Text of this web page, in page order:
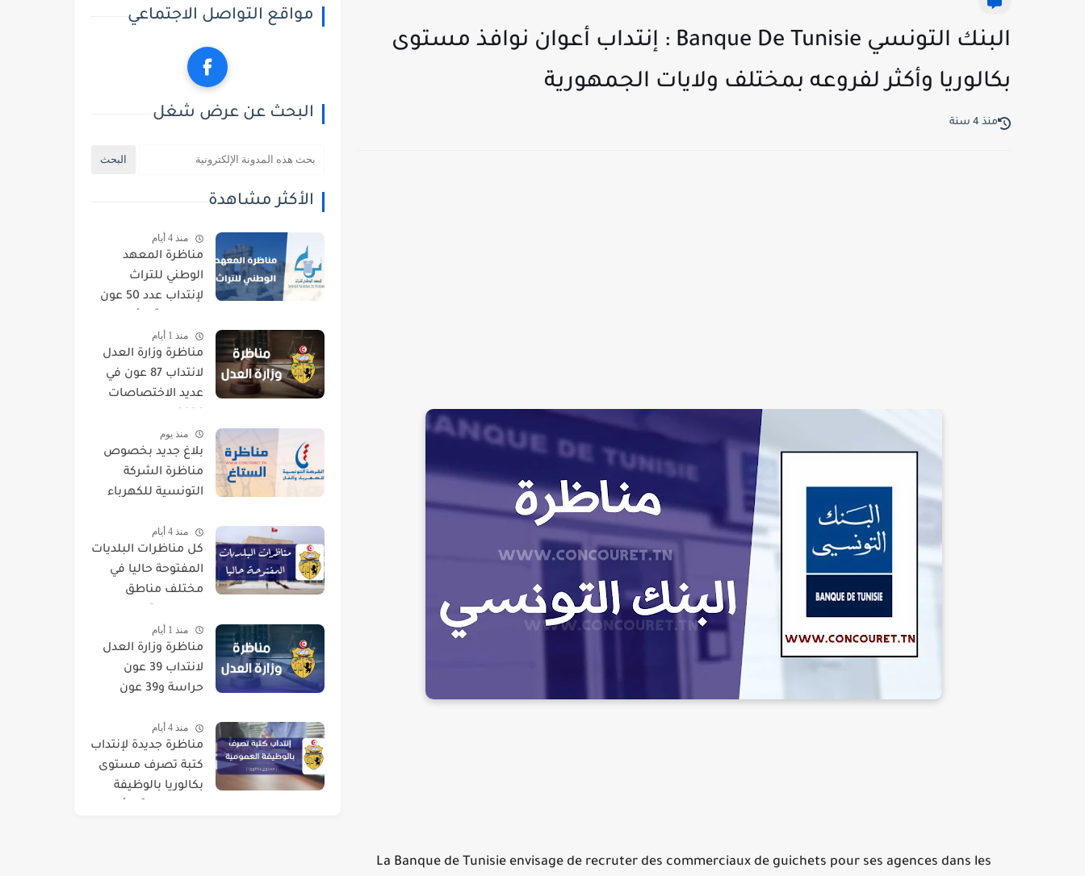
البنك التونسي Banque De Tunisie : إنتداب أعوان نوافذ مستوى
بكالوريا وأكثر لفروعه بمختلف ولايات الجمهورية
منذ 4 سنة
La Banque de Tunisie envisage de recruter des commerciaux de guichets pour ses agences dans les
مواقع التواصل الاجتماعي
البحث عن عرض شغل
الأكثر مشاهدة
منذ 4 أيام
مناظرة المعهد
الوطني للتراث
لإنتداب عدد 50 عون
2026
منذ 1 أيام
مناظرة وزارة العدل
لانتداب 87 عون في
عديد الاختصاصات
منذ يوم
بلاغ جديد بخصوص
مناظرة الشركة
التونسية للكهرباء
إطارات
منذ 4 أيام
كل مناظرات البلديات
المفتوحة حاليا في
مختلف مناطق
منذ 1 أيام
مناظرة وزارة العدل
لانتداب 39 عون
حراسة و39 عون
منذ 4 أيام
مناظرة جديدة لإنتداب
كتبة تصرف مستوى
بكالوريا بالوظيفة